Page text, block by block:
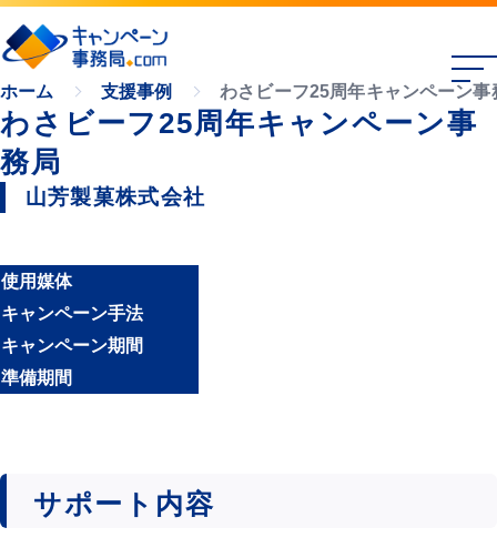
ホーム 支援事例 わさビーフ25周年キャンペーン事
わさビーフ25周年キャンペーン事
務局
山芳製菓株式会社
使用媒体
キャンペーン手法
キャンペーン期間
準備期間
サポート内容